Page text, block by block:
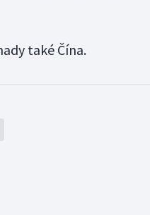
také Čína.